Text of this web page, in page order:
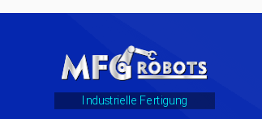
Industrielle Fertigung